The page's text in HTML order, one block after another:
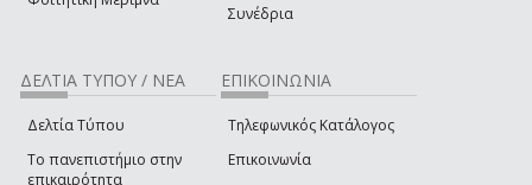
Συνέδρια
ΔΕΛΤΙΑ ΤΥΠΟΥ / ΝΕΑ
Δελτία Τύπου
Το πανεπιστήμιο στην
επικαιρότητα
ΕΠΙΚΟΙΝΩΝΙΑ
Τηλεφωνικός Κατάλογος
Επικοινωνία